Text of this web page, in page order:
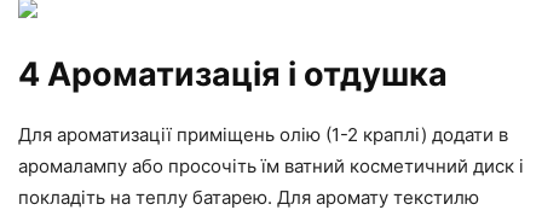
4 Ароматизація і отдушка
Для ароматизації приміщень олію (1-2 краплі) додати в
аромалампу або просочіть їм ватний косметичний диск і
покладіть на теплу батарею. Для аромату текстилю